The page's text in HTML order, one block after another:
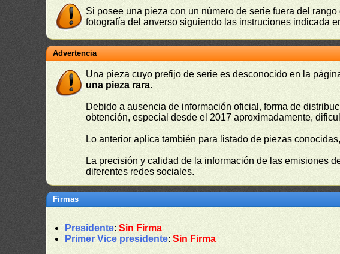
Si posee una pieza con un número de serie fuera del
fotografía del anverso siguiendo las instruciones indicada
Advertencia
Una pieza cuyo prefijo de serie es desconocido en la
una pieza rara.
Debido a ausencia de información oficial, forma de
obtención, especial desde el 2017 aproximadamente,
Lo anterior aplica también para listado de piezas
La precisión y calidad de la información de las emisiones
diferentes redes sociales.
Firmas
Presidente:Sin Firma
Primer Vice presidente:Sin Firma